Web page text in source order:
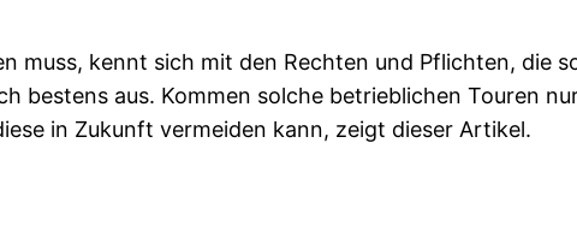
muss, kennt sich mit den Rechten und Pflichten, die
bestens aus. Kommen solche betrieblichen Touren
in Zukunft vermeiden kann, zeigt dieser Artikel.